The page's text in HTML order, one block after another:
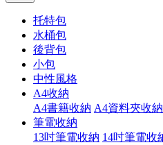
托特包
水桶包
後背包
小包
中性風格
A4收納
A4書籍收納 A4資料夾收納
筆電收納
13吋筆電收納 14吋筆電收